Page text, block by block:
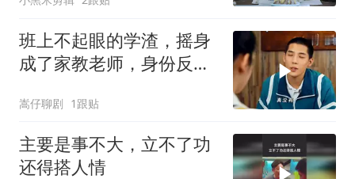
班上不起眼的学渣，摇身
成了家教老师，身份反转
嵩仔聊剧 1跟贴
主要是事不大，立不了功
还得搭人情